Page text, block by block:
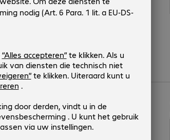
cm (14,0")
12-14" Backpack Black
nr.: